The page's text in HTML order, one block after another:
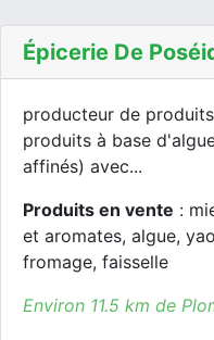
Épicerie De
producteur de
produits à base
affinés) avec...
Produits en vente :
et aromates, algue,
fromage, faisselle
Environ 11.5 km de